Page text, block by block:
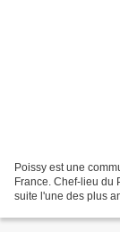
Poissy est une
France. Chef-lieu du
suite l'une des plus